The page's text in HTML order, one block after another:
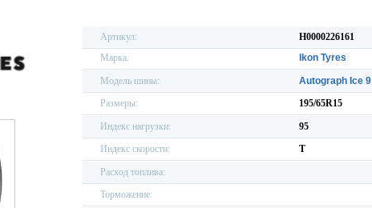
Артикул:
H0000226161
Марка:
Ikon Tyres
Модель шины:
Autograph Ice 9
Размеры:
195/65R15
Индекс нагрузки:
95
Индекс скорости:
T
Расход топлива:
Торможение: